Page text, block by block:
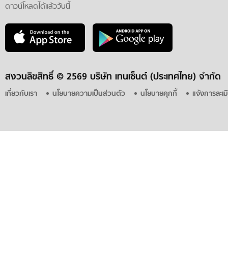
ดาวน์โหลดได้แล้ววันนี้
สงวนลิขสิทธิ์ © 2569 บริษัท เทนเซ็นต์ (ประเทศไทย) จำกัด
เกี่ยวกับเรา นโยบายความเป็นส่วนตัว นโยบายคุกกี้ แจ้งการละ